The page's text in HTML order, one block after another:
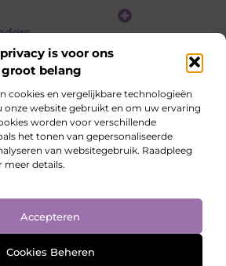
is voor ons
groot belang
cookies en vergelijkbare technologieën
onze website gebruikt en om uw ervaring
worden voor verschillende
het tonen van gepersonaliseerde
van websitegebruik. Raadpleeg
meer details.
Accepteren
Cookies Beheren
Ontdek, Beleef.
– vol inzichten, verhalen en tips die
je blik verruimen.